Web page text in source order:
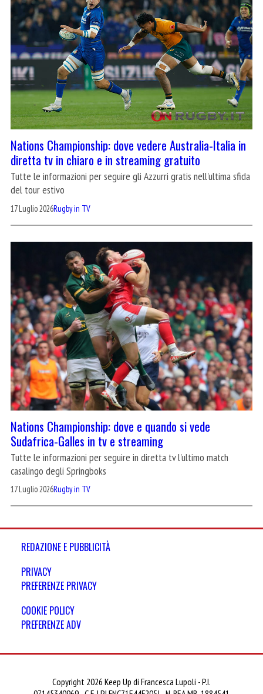
Nations Championship: dove vedere Australia-Italia in
diretta tv in chiaro e in streaming gratuito
Tutte le informazioni per seguire gli Azzurri gratis nell'ultima sfida
del tour estivo
17 Luglio 2026Rugby in TV
Nations Championship: dove e quando si vede
Sudafrica-Galles in tv e streaming
Tutte le informazioni per seguire in diretta tv l'ultimo match
casalingo degli Springboks
17 Luglio 2026Rugby in TV
REDAZIONE E PUBBLICITÀ
PRIVACY
PREFERENZE PRIVACY
COOKIE POLICY
PREFERENZE ADV
Copyright 2026 Keep Up di Francesca Lupoli - P.I.